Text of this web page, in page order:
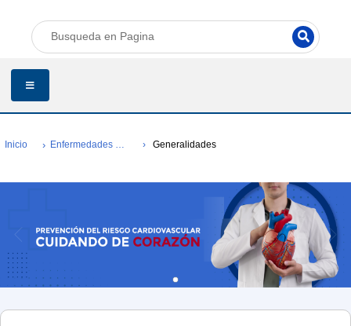
Inicio Enfermedades Cardiovasculares Y Metabólicas Generalidades